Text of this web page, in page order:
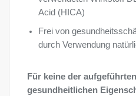
Acid (HICA)
Frei von
durch Verwendung
Für keine der
gesundheitlichen